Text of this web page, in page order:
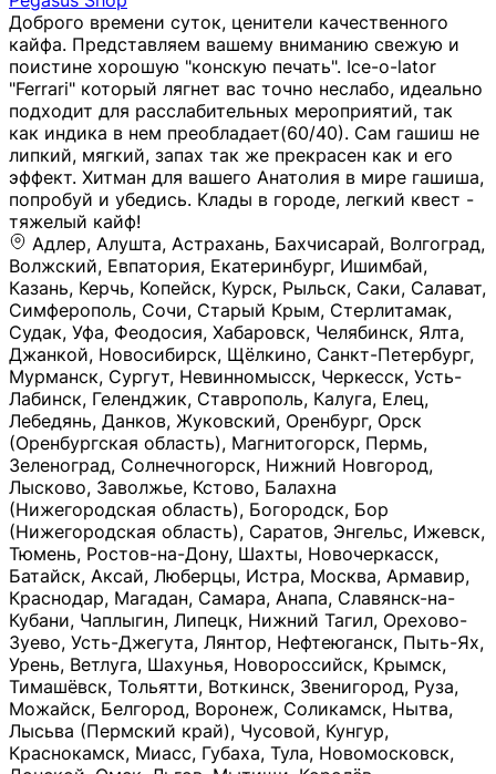
Доброго времени суток, ценители качественного
кайфа. Представляем вашему вниманию свежую и
поистине хорошую "конскую печать". Ice-o-lator
"Ferrari" который лягнет вас точно неслабо, идеально
подходит для расслабительных мероприятий, так
как индика в нем преобладает(60/40). Сам гашиш не
липкий, мягкий, запах так же прекрасен как и его
эффект. Хитман для вашего Анатолия в мире гашиша,
попробуй и убедись. Клады в городе, легкий квест -
тяжелый кайф!
Адлер, Алушта, Астрахань, Бахчисарай, Волгоград, Волжский, Евпатория, Екатеринбург, Ишимбай, Казань, Керчь, Копейск, Курск, Рыльск, Саки, Салават, Симферополь, Сочи, Старый Крым, Стерлитамак, Судак, Уфа, Феодосия, Хабаровск, Челябинск, Ялта, Джанкой, Новосибирск, Щёлкино, Санкт-Петербург, Мурманск, Сургут, Невинномысск, Черкесск, Усть-Лабинск, Геленджик, Ставрополь, Калуга, Елец, Лебедянь, Данков, Жуковский, Оренбург, Орск (Оренбургская область), Магнитогорск, Пермь, Зеленоград, Солнечногорск, Нижний Новгород, Лысково, Заволжье, Кстово, Балахна (Нижегородская область), Богородск, Бор (Нижегородская область), Саратов, Энгельс, Ижевск, Тюмень, Ростов-на-Дону, Шахты, Новочеркасск, Батайск, Аксай, Люберцы, Истра, Москва, Армавир, Краснодар, Магадан, Самара, Анапа, Славянск-на-Кубани, Чаплыгин, Липецк, Нижний Тагил, Орехово-Зуево, Усть-Джегута, Лянтор, Нефтеюганск, Пыть-Ях, Урень, Ветлуга, Шахунья, Новороссийск, Крымск, Тимашёвск, Тольятти, Воткинск, Звенигород, Руза, Можайск, Белгород, Воронеж, Соликамск, Нытва, Лысьва (Пермский край), Чусовой, Кунгур, Краснокамск, Миасс, Губаха, Тула, Новомосковск, Донской, Омск, Льгов, Мытищи, Королёв, Ивантеевка, Балашиха, Семилуки, Кудымкар, Старый Оскол, Оса (Пермский край), Одинцово (Московская область), Ханты-Мансийск, Лабинск, Темрюк, Курганинск, Белореченск (Краснодарский край), Алупкa, Губкин, Рязань, Калининград, Усть-Илимск, Фрязино, Минеральные Воды, Пятигорск, Кострома, Ярославль, Коркино, Верхняя Пышма, Подольск, Красноярск, Смоленск, Долгопрудный, Чебоксары, Калачинск, Канск, Киров (Кировская область), Вологда, Рославль, Владивосток, Обнинск, Балабаново (Калужская область), Малоярославец, Брянск, Видное, Ярцево, Вязьма, Гагарин, Приволжск, Фурманов, Чайковский, Кинешма, Горячий Ключ, Улан-Удэ, Туймазы, Дюртюли, Альметьевск, Нефтекамск, Хадыженск, Апшеронск, Майкоп, Уссурийск, Ульяновск, Гатчина, Луга (Ленинградская область), Надым, Ногинск, Электросталь, Железнодорожный (Московская область), Бутурлиновка, Кириллов, Краснознаменск (Калиниградская область), Мышкин, Томмот, Холм, Абакан, Абдулино, Агидель, Агрыз, Адыгейск, Азнакаево, Алатырь, Алдан, Алейск, Александров, Александровск, Алексеевка (Белгородская обл.), Алексин, Амурск, Анадырь, Ангарск, Андреаполь, Анжеро-Судженск, Анива, Апатиты, Арамиль, Ардон, Арзамас, Аркадак, Арсеньев, Артём, Артёмовский, Архангельск, Асбест, Асино, Аткарск, Ахтубинск, Аша, Бабаево (Вологодская область), Бавлы (Республика Татарстан), Байкальск, Бакал, Баксан, Балаклава, Балаково (Саратовская область), Балашов (Саратовская область), Балтийск, Барабинск, Барнаул, Барыш (Ульяновская область), Бежецк, Белая Калитва (Ростовская область), Белебей, Белогорск (Крым), Белозерск, Белокуриха, Беломорск, Белоозёрский (Московская область), Белорецк (Республика Башкортостан), Кызыл, Белоярский (Ханты-Мансийский АО), Бердск, Березники (Пермский край), Берёзовский (Кемеровская область), Берёзовский (Свердловская область), Беслан, Бийск, Бикин, Билибино, Биробиджан, Благовещенск (Амурская область), Благовещенск (Башкортостан), Бобров, Богородицк, Боготол, Богучар, Бокситогорск (Ленинградская область), Бологое (Тверская область), Болхов, Большой Камень (Приморский край), Борисоглебск (Воронежская область), Боровичи (Новгородская область), Боровск, Бородино, Братск, Бронницы (Московская область), Бугульма (Республика Татарстан), Бугуруслан (Оренбургская область), Буинск, Буй, Буйнакск, Валдай, Валуйки, Велиж, Великие Луки, Великий Новгород, Великий Устюг, Вельск, Венёв, Верещагино, Верхнеуральск, Верхний Уфалей, Верхняя Салда, Верхняя Тура, Весьегонск, Вилючинск, Вихоревка, Вичуга, Владикавказ, Волгодонск, Волгореченск, Володарск, Волосово, Волчанск, Вольск, Воркута, Ворсма, Всеволожск (Ленинградская область), Вуктыл, Выкса, Высоковск, Высоцк, Вытегра, Вышний Волочёк, Вяземский, Вязники, Вятские Поляны, Нея, Шилка, Гаврилов Посад, Гаврилов-Ям, Гай, Галич, Гдов, Голицыно, Горно-Алтайск, Горнозаводск, Горняк, Городец, Гороховец, Гремячинск, Грозный, Грязи, Грязовец, Губкинский, Гуково, Гулькевичи, Гурьевск (Калининградская область), Гурьевск (Кемеровская область), Гусев, Гусь-Хрустальный, Давлеканово, Далматово, Дальнегорск, Дегтярск, Дедовск, Демидов, Дербент, Десногорск, Дзержинск, Дзержинский (Московская область), Дивногорск, Димитровград, Дмитровск, Дно, Добрянка, Долинск, Домодедово, Донецк (ДНР), Дорогобуж, Дрезна, Дубна, Дудинка, Духовщина, Дятьково, Егорьевск, Елабуга, Елизово, Ельня (Будет изменено название), Емва, Енисейск, Ермолино, Ершов, Ессентуки, Ефремов, Железноводск, Железногорск (Красноярский край), Железногорск (Курская область), Железногорск-Илимский, Жигулёвск, Жиздра, Жирновск, Жуков, Жуковка, Заводоуковск, Заволжск, Задонск, Заинск, Заозёрный, Заозёрск, Западная Двина, Заполярный, Зарайск, Заречный (Пензенская область), Заречный (Свердловская область), Заринск, Звенигово, Зверево, Зеленогорск ( Ленинградская обл. ), Зеленоградск, Зеленодольск, Зеленокумск, Зерноград, Зима, Змеиногорск, Зубцов, Ивангород, Иваново, Ивдель, Избербаш, Изобильный, Иланский, Инза, Инкерман, Инта, Ипатово, Искитим, Йошкар-Ола, Кадников, Калач, Калач-на-Дону, Калининск, Калтан, Калязин, Камбарка, Каменка (Пензенская область), Каменногорск (Ленинградская область), Каменск-Уральский, Каменск-Шахтинский, Камень-на-Оби, Камешково, Камышин, Канаш, Кандалакша, Карабаново, Карабаш, Карачаевск, Каргат, Каргополь, Карпинск, Карталы, Касимов, Касли, Каспийск, Катав-Ивановск, Катайск, Качканар, Кашин, Кашира, Кемерово, Кемь, Кизел, Кизилюрт, Кизляр, Кимовск, Кимры, Кингисепп, Кинель, Киреевск, Киренск, Киржач, Кириши, Кирово-Чепецк, Кировск (Ленинградская область), Кировск (Мурманская область), Кирсанов, Киселёвск, Кисловодск, Климовск, Клинцы, Княгинино, Ковдор, Ковров, Когалым, Козельск, Козьмодемьянск, Кола, Кологрив, Колпашево, Колпино, Кольчугино, Комсомольск, Комсомольск-на-Амуре, Конаково, Кондопога, Кондрово, Константиновск, Кораблино, Кореновск, Корсаков, Коряжма, Костерёво, Костомукша, Котельники, Котельниково, Котельнич, Котлас, Котовск, Кохма, Красноармейск (Московская область), Краснозаводск, Краснознаменск (Московская область), Краснокаменск, Краснослободск (Волгоградская область), Краснотурьинск, Красноуральск, Красный Сулин, Кремёнки, Кропоткин, Кубинка, Кувшиново (Тверская область), Кудрово, Кулебаки, Кумертау, Курлово, Куровское, Куртамыш, Курчатов, Куса, Кушва, Кыштым, Лабытнанги, Лагань, Лаишево (Республика Татарстан), Лакинск, Лангепас, Лахденпохья, Ленинск-Кузнецкий, Ленск (Республика Саха), Лермонтов (Ставропольский край), Лесозаводск (Приморский край), Лесосибирск, Ливны (Орловская область), Ликино-Дулёво, Липки (Тульская область), Лиски (Воронежская область), Лихославль, Лодейное Поле, Ломоносов (Санкт-Петербург), Лосино-Петровский, Лукоянов, Луховицы, Лыткарино, Любань (Ленинградская область), Любим, Людиново, Магас, Майский, Макаров, Малая Вишера, Малгобек, Мамадыш, Мамоново, Мантурово, Маркс, Махачкала, Мглин, Мегион, Медвежьегорск, Медногорск, Медынь, Меленки, Мелеуз, Менделеевск, Мещовск, Микунь, Миллерово, Минусинск, Миньяр, Мирный (Архангельская область), Мирный (Якутия), Михайловка (Город), Михайловск (Свердловская область), Михайловск (Ставропольский край), Могоча, Можга, Моздок, Мончегорск, Морозовск, Моршанск, Мосальск, Муравленко, Мурино, Муром, Мценск, Мыски, Набережные Челны, Навашино (Нижегородская область), Назарово (Красноярский край), Назрань, Нальчик, Наро-Фоминск, Нарткала, Нарьян-Мар, Находка, Невель (Псковская область), Невельск, Невьянск, Нелидово (Тверская область), Неман, Нерехта (Костромская область), Нерюнгри, Нестеров, Нефтегорск (Самарская область), Нефтекумск, Нижневартовск, Нижнекамск (Республика Татарстан), Нижнеудинск, Нижние Серги, Нижний Ломов, Нижняя Тура, Николаевск-на-Амуре, Никольск (Вологодская область), Никольск (Пензенская область), Новая Ладога, Новая Ляля, Новоалександровск, Новоалтайск, Нововоронеж, Новодвинск, Новозыбков, Новокубанск, Новокуйбышевск, Новомичуринск, Новопавловск, Новоржев, Новосокольники, Новотроицк, Новоульяновск, Новоуральск, Новохопёрск, Новочебоксарск, Новошахтинск, Новый Оскол, Новый Уренгой, Норильск, Нурлат, Нягань, Нязепетровск, Няндома, Облучье, Обоянь, Озёрск (Калининградская область), Озёрск (Челябинская область), Озёры, Октябрьск (Самарская область), Октябрьский (Башкортостан), Окуловка (Новгородская область), Оленегорск, Олонец, Онега, Опочка, Осинники, Осташков, Остров, Острогожск, Отрадный, Оха, Павлово, Павловск (Воронежская область), Павловск (Санкт-Петербург), Павловский Посад, Партизанск, Певек, Пенза, Первоуральск, Перевоз, Пересвет, Переславль-Залесский, Пестово (Новгородская область), Петрозаводск, Петропавловск-Камчатский, Печоры, Пикалёво, Пионерский, Питкяранта, Плавск, Плёс, Подпорожье, Покачи, Покров, Покровск, Полесск, Полысаево, Полярные Зори, Полярный, Поронайск, Порхов, Похвистнево, Почеп, Починок, Пошехонье, Правдинск, Приморск (Калининградская область), Приморско-Ахтарск, Приозерск, Прокопьевск, Протвино, Прохладный, Пугачёв, Пудож, Пустошка, Пушкино, Пущино, Пыталово, Радужный (Владимирская область), Радужный (Ханты-Мансийский АО), Райчихинск, Раменское, Рассказово, Ревда, Реж, Реутов, Родники, Россошь, Ростов (Ярославская обл.), Рошаль, Ртищево, Рубцовск, Рузаевка, Рыбинск, Рыбное, Ряжск, Салехард, Сальск, Саранск, Сарапул, Саров, Сасово, Сатка, Сафоново, Саяногорск, Саянск, Светлогорск, Светлоград, Светлый, Светогорск (Ленинградская область), Свободный, Себеж, Северобайкальск, Северодвинск, Североуральск, Сегежа, Семикаракорск, Сенгилей, Серафимович, Сергач, Сергиев Посад, Сердобск, Сертолово (Ленинградская область), Сестрорецк (Ленинградская область), Сибай, Скопин, Славгород, Сланцы, Слободской, Слюдянка, Собинка, Советск (Кировская область), Советск (Калининградская область), Советск (Тульская область), Советская Гавань, Советский (Ханты-Мансийский АО), Сокол (Вологодская область), Солигалич, Соль-Илецк, Сольцы, Сортавала, Сосенский, Сосновоборск, Сосновый Бор (Ленинградская область), Сосногорск, Спас-Клепики, Спасск-Рязанский, С